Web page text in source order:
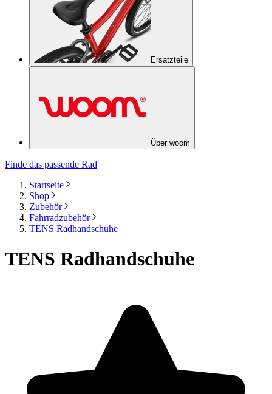
Ersatzteile
Über woom
Finde das passende Rad
Startseite
Shop
Zubehör
Fahrradzubehör
TENS Radhandschuhe
TENS Radhandschuhe